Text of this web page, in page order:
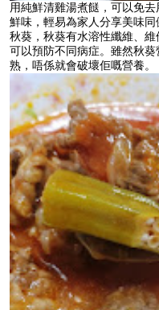
用純鮮清雞湯煮餸，可以免
鮮味，輕易為家人分享美味
秋葵，秋葵有水溶性纖維、
可以預防不同病症。雖然秋
熟，唔係就會破壞佢嘅營養。